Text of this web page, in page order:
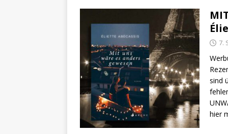
7.
sind
hier